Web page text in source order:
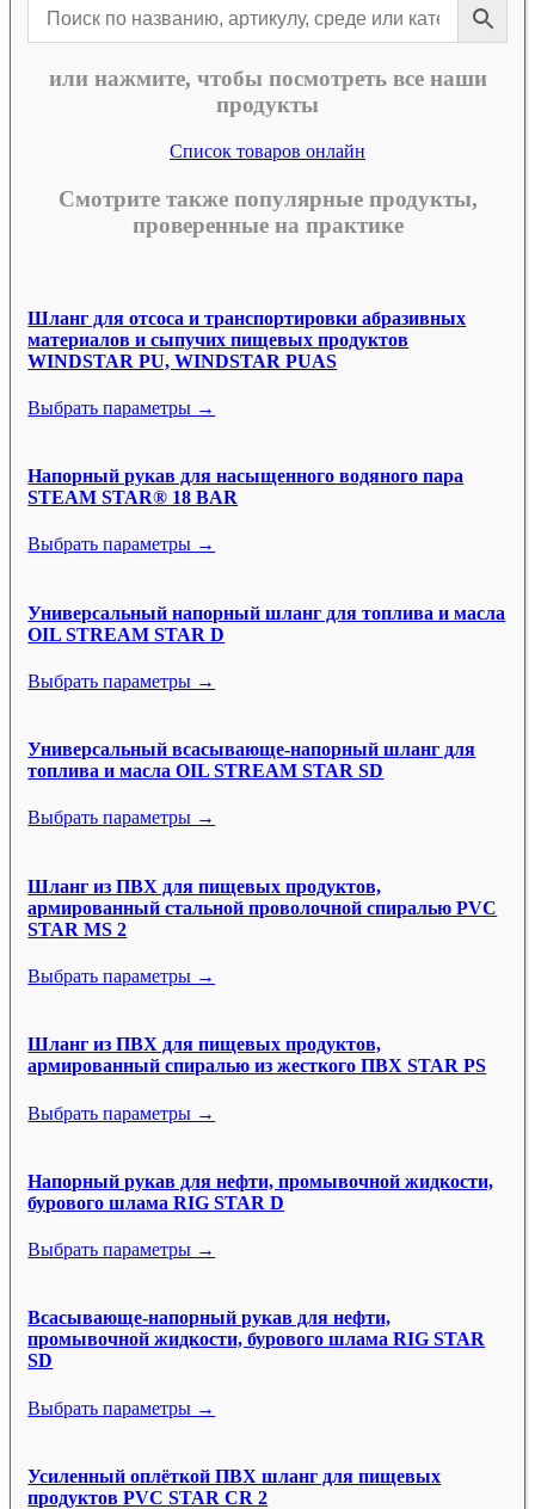
или нажмите, чтобы посмотреть все наши
продукты
Список товаров онлайн
Смотрите также популярные продукты,
проверенные на практике
Шланг для отсоса и транспортировки абразивных
материалов и сыпучих пищевых продуктов
WINDSTAR PU, WINDSTAR PUAS
Выбрать параметры →
Напорный рукав для насыщенного водяного пара
STEAM STAR® 18 BAR
Выбрать параметры →
Универсальный напорный шланг для топлива и масла
OIL STREAM STAR D
Выбрать параметры →
Универсальный всасывающе-напорный шланг для
топлива и масла OIL STREAM STAR SD
Выбрать параметры →
Шланг из ПВХ для пищевых продуктов,
армированный стальной проволочной спиралью PVC
STAR MS 2
Выбрать параметры →
Шланг из ПВХ для пищевых продуктов,
армированный спиралью из жесткого ПВХ STAR PS
Выбрать параметры →
Напорный рукав для нефти, промывочной жидкости,
бурового шлама RIG STAR D
Выбрать параметры →
Всасывающе-напорный рукав для нефти,
промывочной жидкости, бурового шлама RIG STAR
SD
Выбрать параметры →
Усиленный оплёткой ПВХ шланг для пищевых
продуктов PVC STAR CR 2